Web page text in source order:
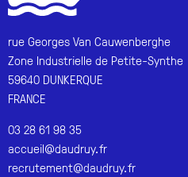
rue Georges Van Cauwenberghe
Zone Industrielle de Petite-Synthe
59640 DUNKERQUE
FRANCE
03 28 61 98 35
accueil@daudruy.fr
recrutement@daudruy.fr